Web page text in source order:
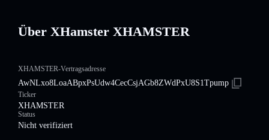
Über XHamster XHAMSTER
XHAMSTER-Vertragsadresse
AwNLxo8LoaABpxPsUdw4CecCsjAGb8ZWdPxU8S1Tpump
Ticker
XHAMSTER
Status
Nicht verifiziert